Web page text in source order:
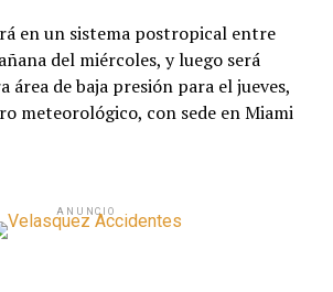
en un sistema postropical entre
del miércoles, y luego será
área de baja presión para el jueves,
meteorológico, con sede en Miami
ANUNCIO